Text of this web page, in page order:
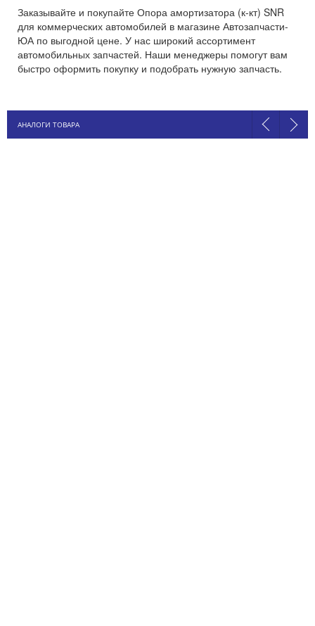
Заказывайте и покупайте Опора амортизатора (к-кт) SNR
для коммерческих автомобилей в магазине Автозапчасти-
ЮА по выгодной цене. У нас широкий ассортимент
автомобильных запчастей. Наши менеджеры помогут вам
быстро оформить покупку и подобрать нужную запчасть.
АНАЛОГИ ТОВАРА